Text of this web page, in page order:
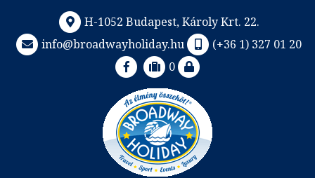
H-1052 Budapest, Károly Krt. 22.
info@broadwayholiday.hu
(+36 1) 327 01 20
0